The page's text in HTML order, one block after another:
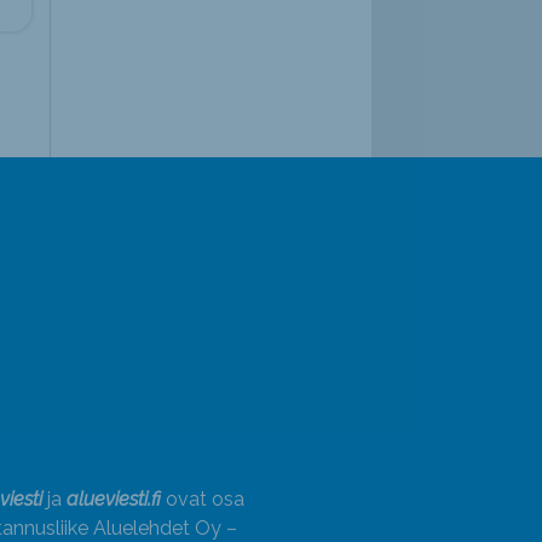
ja alueviesti.fiovat osa
Aluelehdet Oy –